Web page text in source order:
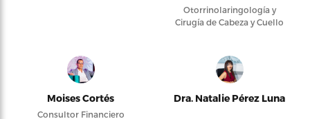
Otorrinolaringología y
Cirugía de Cabeza y Cuello
Moises Cortés
Consultor Financiero
Dra. Natalie Pérez Luna